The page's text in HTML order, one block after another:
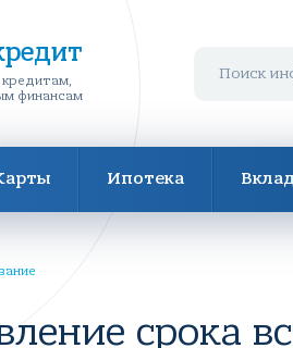
финансам
Ипотека
срока